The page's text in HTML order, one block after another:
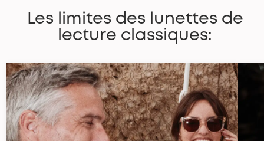
Les limites des lunettes de
lecture classiques: